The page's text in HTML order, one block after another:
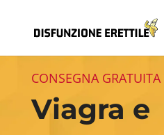
CONSEGNA GRATUITA
Viagra e